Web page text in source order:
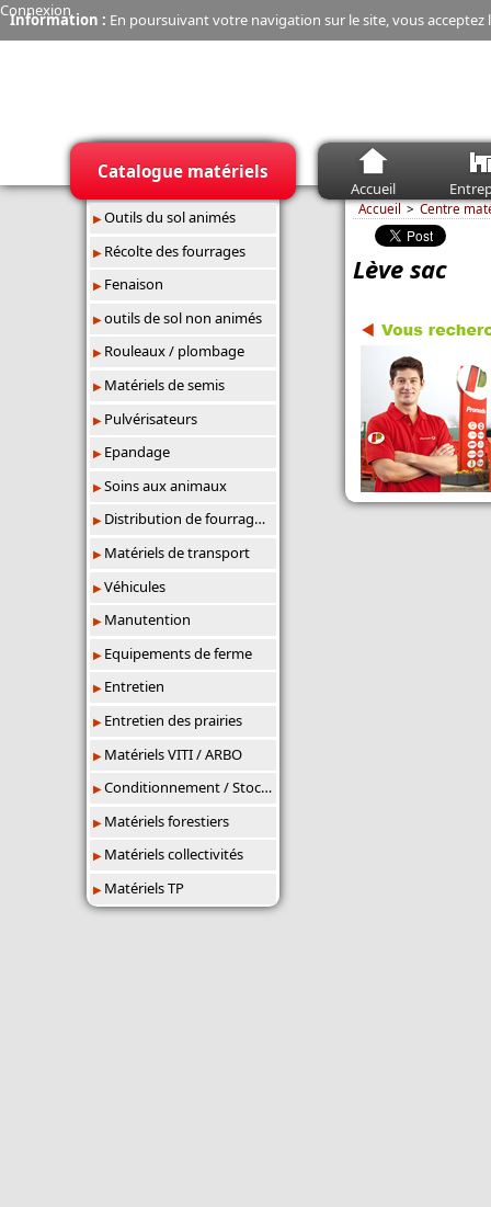
Information : En poursuivant votre navigation sur le site, vous
Connexion
Accueil
Catalogue matériels
Outils du sol animés
Récolte des fourrages
Fenaison
outils de sol non animés
Rouleaux / plombage
Matériels de semis
Pulvérisateurs
Epandage
Soins aux animaux
Distribution de fourrages/paillage
Matériels de transport
Véhicules
Manutention
Equipements de ferme
Entretien
Entretien des prairies
Matériels VITI / ARBO
Conditionnement / Stockage
Matériels forestiers
Matériels collectivités
Matériels TP
Accueil Centre
Lève sac